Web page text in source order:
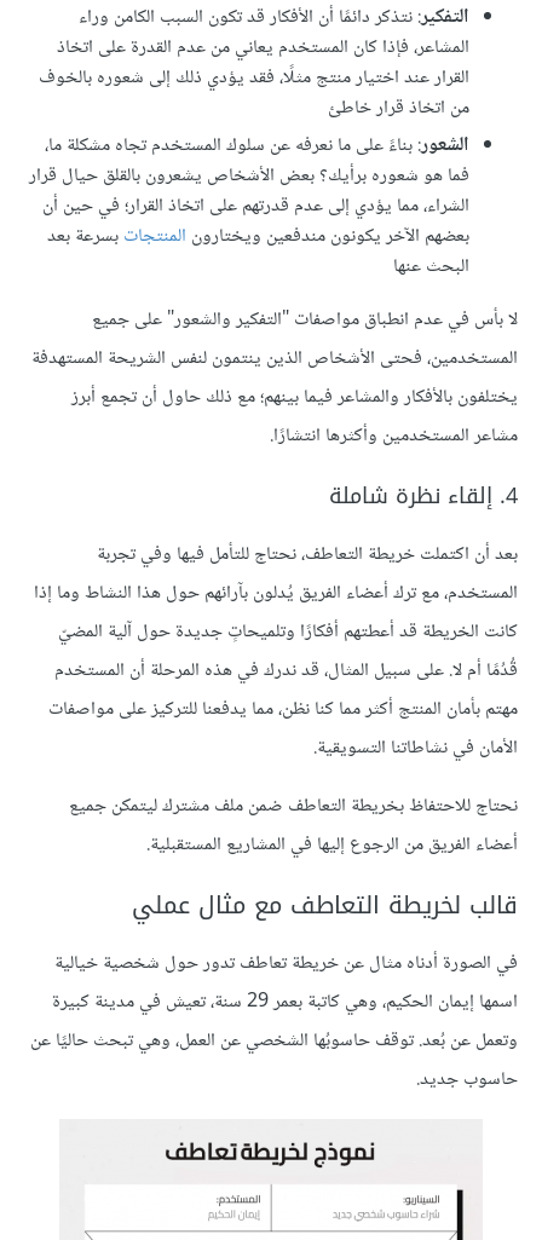
التفكير: نتذكر دائمًا أن الأفكار قد تكون السبب الكامن وراء
المشاعر، فإذا كان المستخدم يعاني من عدم القدرة على اتخاذ
القرار عند اختيار منتج مثلًا، فقد يؤدي ذلك إلى شعوره بالخوف
من اتخاذ قرار خاطئ
الشعور: بناءً على ما نعرفه عن سلوك المستخدم تجاه مشكلة ما،
فما هو شعوره برأيك؟ بعض الأشخاص يشعرون بالقلق حيال قرار
الشراء، مما يؤدي إلى عدم قدرتهم على اتخاذ القرار؛ في حين أن
بعضهم الآخر يكونون مندفعين ويختارون المنتجاتبسرعة بعد
البحث عنها
لا بأس في عدم انطباق مواصفات "التفكير والشعور" على جميع
المستخدمين، فحتى الأشخاص الذين ينتمون لنفس الشريحة المستهدفة
يختلفون بالأفكار والمشاعر فيما بينهم؛ مع ذلك حاول أن تجمع أبرز
مشاعر المستخدمين وأكثرها انتشارًا.
4. إلقاء نظرة شاملة
بعد أن اكتملت خريطة التعاطف، نحتاج للتأمل فيها وفي تجربة
المستخدم، مع ترك أعضاء الفريق يُدلون بآرائهم حول هذا النشاط وما إذا
كانت الخريطة قد أعطتهم أفكارًا وتلميحاتٍ جديدة حول آلية المضيّ
قُدُمًا أم لا. على سبيل المثال، قد ندرك في هذه المرحلة أن المستخدم
مهتم بأمان المنتج أكثر مما كنا نظن، مما يدفعنا للتركيز على مواصفات
الأمان في نشاطاتنا التسويقية.
نحتاج للاحتفاظ بخريطة التعاطف ضمن ملف مشترك ليتمكن جميع
أعضاء الفريق من الرجوع إليها في المشاريع المستقبلية.
قالب لخريطة التعاطف مع مثال عملي
في الصورة أدناه مثال عن خريطة تعاطف تدور حول شخصية خيالية
اسمها إيمان الحكيم، وهي كاتبة بعمر 29 سنة، تعيش في مدينة كبيرة
وتعمل عن بُعد. توقف حاسوبُها الشخصي عن العمل، وهي تبحث حاليًا عن
حاسوب جديد.